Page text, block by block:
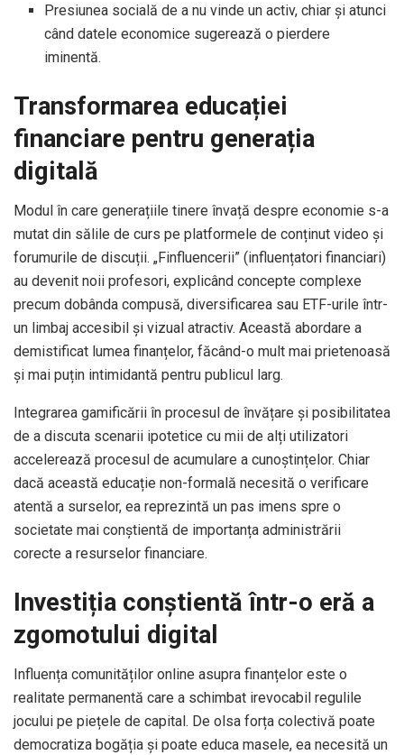
Presiunea socială de a nu vinde un activ, chiar și atunci
când datele economice sugerează o pierdere
iminentă.
Transformarea educației
financiare pentru generația
digitală
Modul în care generațiile tinere învață despre economie s-a
mutat din sălile de curs pe platformele de conținut video și
forumurile de discuții. „Finfluencerii” (influențatori financiari)
au devenit noii profesori, explicând concepte complexe
precum dobânda compusă, diversificarea sau ETF-urile într-
un limbaj accesibil și vizual atractiv. Această abordare a
demistificat lumea finanțelor, făcând-o mult mai prietenoasă
și mai puțin intimidantă pentru publicul larg.
Integrarea gamificării în procesul de învățare și posibilitatea
de a discuta scenarii ipotetice cu mii de alți utilizatori
accelerează procesul de acumulare a cunoștințelor. Chiar
dacă această educație non-formală necesită o verificare
atentă a surselor, ea reprezintă un pas imens spre o
societate mai conștientă de importanța administrării
corecte a resurselor financiare.
Investiția conștientă într-o eră a
zgomotului digital
Influența comunităților online asupra finanțelor este o
realitate permanentă care a schimbat irevocabil regulile
jocului pe piețele de capital. De olsa forța colectivă poate
democratiza bogăția și poate educa masele, ea necesită un